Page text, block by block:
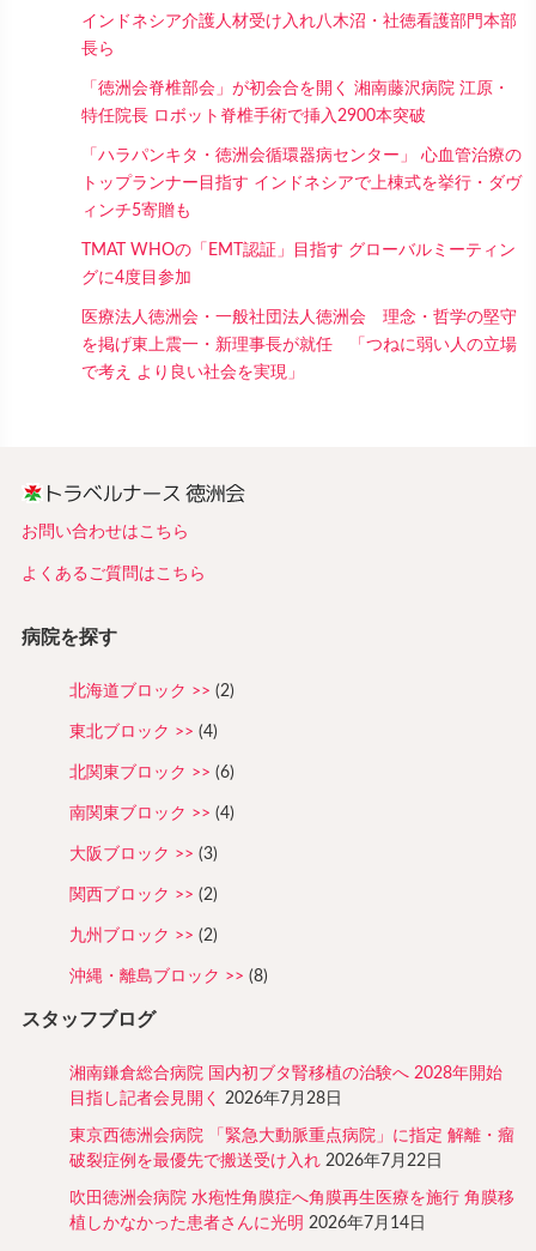
インドネシア介護人材受け入れ八木沼・社徳看護部門本部
長ら
「徳洲会脊椎部会」が初会合を開く 湘南藤沢病院 江原・
特任院長 ロボット脊椎手術で挿入2900本突破
「ハラパンキタ・徳洲会循環器病センター」 心血管治療の
トップランナー目指す インドネシアで上棟式を挙行・ダヴ
ィンチ5寄贈も
TMAT WHOの「EMT認証」目指す グローバルミーティン
グに4度目参加
医療法人徳洲会・一般社団法人徳洲会 理念・哲学の堅守
を掲げ東上震一・新理事長が就任 「つねに弱い人の立場
で考え より良い社会を実現」
お問い合わせはこちら
よくあるご質問はこちら
病院を探す
北海道ブロック (2)
東北ブロック (4)
北関東ブロック (6)
南関東ブロック (4)
大阪ブロック (3)
関西ブロック (2)
九州ブロック (2)
沖縄・離島ブロック (8)
スタッフブログ
湘南鎌倉総合病院 国内初ブタ腎移植の治験へ 2028年開始
目指し記者会見開く
2026年7月28日
東京西徳洲会病院 「緊急大動脈重点病院」に指定 解離・瘤
破裂症例を最優先で搬送受け入れ 2026年7月22日
吹田徳洲会病院 水疱性角膜症へ角膜再生医療を施行 角膜移
植しかなかった患者さんに光明 2026年7月14日